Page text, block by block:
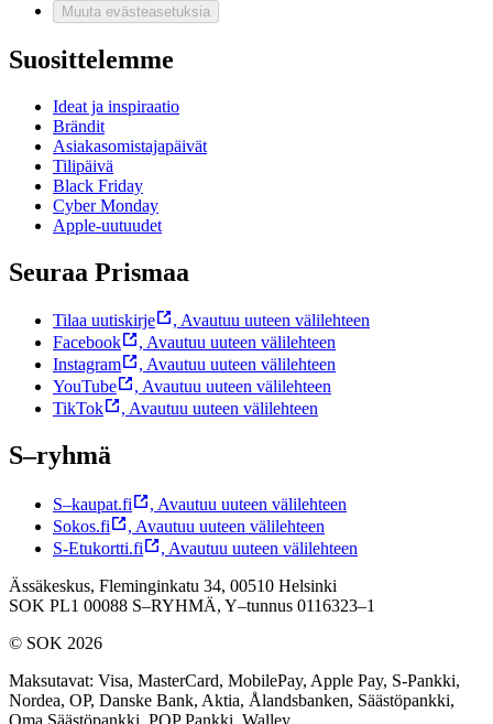
Muuta evästeasetuksia
Suosittelemme
Ideat ja inspiraatio
Brändit
Asiakasomistajapäivät
Tilipäivä
Black Friday
Cyber Monday
Apple-uutuudet
Seuraa Prismaa
Tilaa uutiskirje , Avautuu uuteen välilehteen
Facebook
, Avautuu uuteen välilehteen
Instagram
, Avautuu uuteen välilehteen
YouTube
, Avautuu uuteen välilehteen
TikTok
, Avautuu uuteen välilehteen
S–ryhmä
S–kaupat.fi , Avautuu uuteen välilehteen
Sokos.fi
, Avautuu uuteen välilehteen
S-Etukortti.fi
, Avautuu uuteen välilehteen
Ässäkeskus, Fleminginkatu 34, 00510 Helsinki
SOK PL1 00088 S–RYHMÄ, Y–tunnus 0116323–1
© SOK 2026
Maksutavat: Visa, MasterCard, MobilePay, Apple Pay, S-Pankki,
Nordea, OP, Danske Bank, Aktia, Ålandsbanken, Säästöpankki,